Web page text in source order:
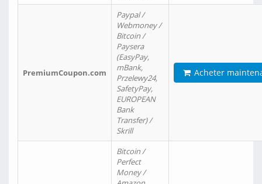
PremiumCoupon.com
Paypal /
Webmoney /
Bitcoin /
Paysera
(EasyPay,
mBank,
Przelewy24,
SafetyPay,
EUROPEAN
Bank
Transfer) /
Skrill
Acheter
Bitcoin /
Perfect
Money /